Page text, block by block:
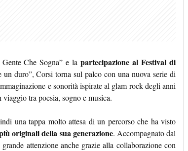
Che Sogna” e lapartecipazione al Festival di
duro”, Corsi torna sul palco con una nuova serie di
e sonorità ispirate al glam rock degli anni
tra poesia, sogno e musica.
una tappa molto attesa di un percorso che ha visto
originali della sua generazione. Accompagnato dal
attenzione anche grazie alla collaborazione con